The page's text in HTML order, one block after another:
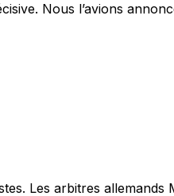
Nous l’avions
Les arbitres allemands